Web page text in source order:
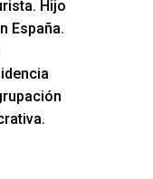
Hijo
España.